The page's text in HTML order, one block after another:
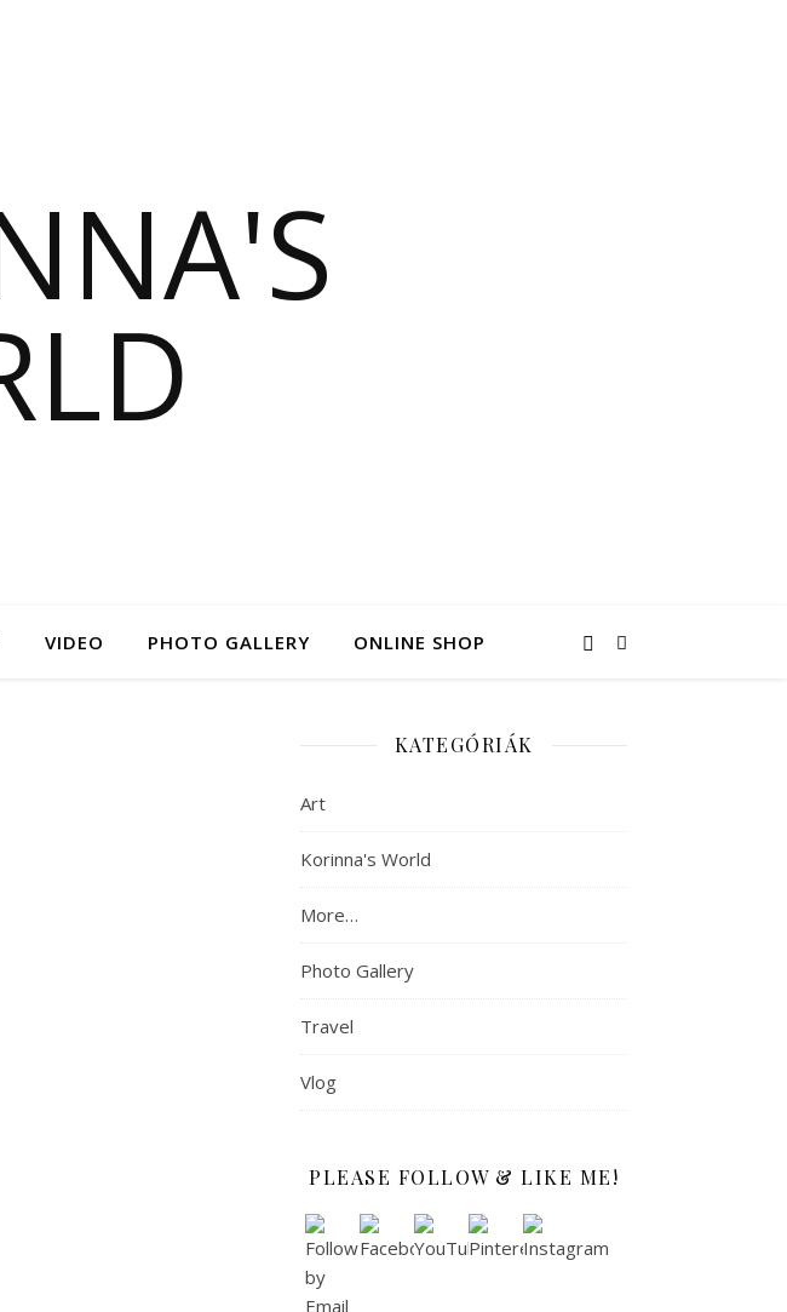
VIDEO PHOTO GALLERY ONLINE SHOP
KATEGÓRIÁK
Art
Korinna's World
More…
Photo Gallery
Travel
Vlog
PLEASE FOLLOW & LIKE ME!